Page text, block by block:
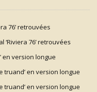
76’ retrouvées
‘Riviera 76’ retrouvées
en version longue
truand’ en version longue
truand’ en version longue